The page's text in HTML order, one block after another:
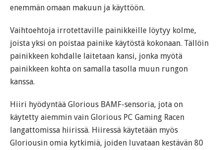
enemmän omaan makuun ja käyttöön.
Vaihtoehtoja irrotettaville painikkeille löytyy kolme,
joista yksi on poistaa painike käytöstä kokonaan. Tällöin
painikkeen kohdalle laitetaan kansi, jonka myötä
painikkeen kohta on samalla tasolla muun rungon
kanssa.
Hiiri hyödyntää Glorious BAMF-sensoria, jota on
käytetty aiemmin vain Glorious PC Gaming Racen
langattomissa hiirissä. Hiiressä käytetään myös
Gloriousin omia kytkimiä, joiden luvataan kestävän 80